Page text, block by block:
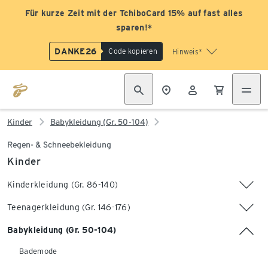
Für kurze Zeit mit der TchiboCard 15% auf fast alles
sparen!*
DANKE26 Code kopieren Hinweis*
Kinder Babykleidung (Gr. 50-104)
Regen- & Schneebekleidung
Kinder
Kinderkleidung (Gr. 86-140)
Teenagerkleidung (Gr. 146-176)
Babykleidung (Gr. 50-104)
Bademode